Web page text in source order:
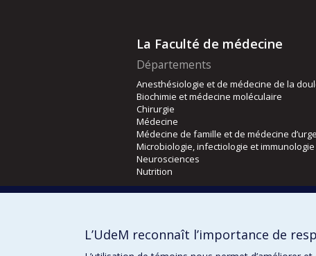
La Faculté de médecine
Départements
Anesthésiologie et de médecine de la
Biochimie et médecine moléculaire
Chirurgie
Médecine
Médecine de famille et de médecine
Microbiologie, infectiologie et immunologie
Neurosciences
Nutrition
Orthophonie et audiologie
L’UdeM reconnaît l’importance de